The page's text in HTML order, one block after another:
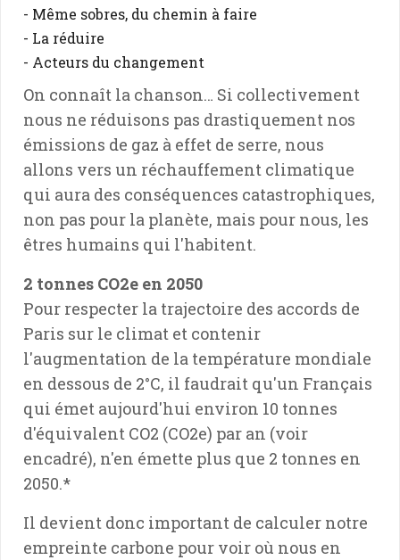
- Même sobres, du chemin à faire
- La réduire
- Acteurs du changement
On connaît la chanson… Si collectivement
nous ne réduisons pas drastiquement nos
émissions de gaz à effet de serre, nous
allons vers un réchauffement climatique
qui aura des conséquences catastrophiques,
non pas pour la planète, mais pour nous, les
êtres humains qui l'habitent.
2 tonnes CO2e en 2050
Pour respecter la trajectoire des accords de
Paris sur le climat et contenir
l'augmentation de la température mondiale
en dessous de 2°C, il faudrait qu'un Français
qui émet aujourd'hui environ 10 tonnes
d'équivalent CO2 (CO2e) par an (voir
encadré), n'en émette plus que 2 tonnes en
2050.*
Il devient donc important de calculer notre
empreinte carbone pour voir où nous en